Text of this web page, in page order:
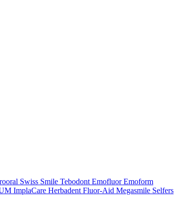
Swiss Smile Tebodont Emofluor Emoform
ImplaCare Herbadent Fluor-Aid Megasmile Selfers